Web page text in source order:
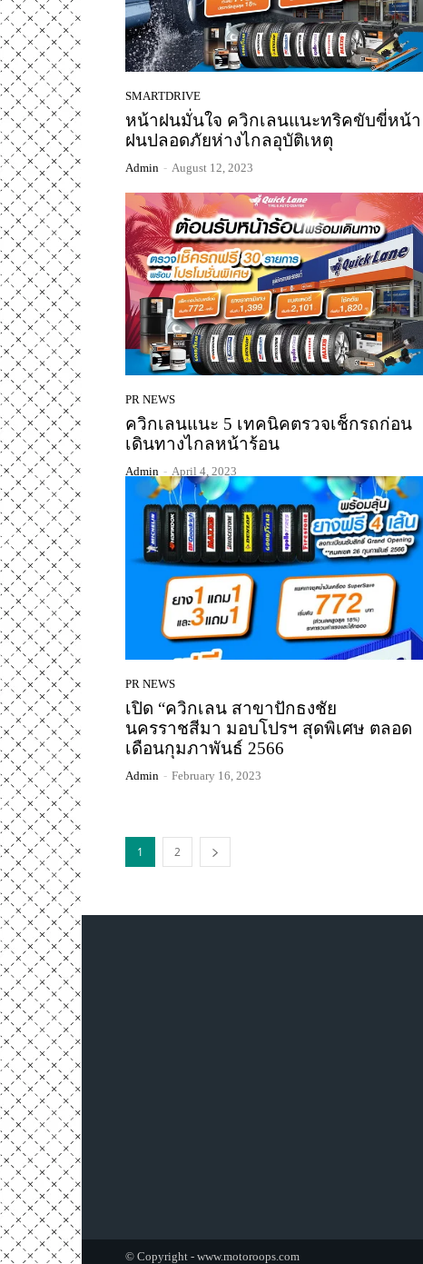
SMARTDRIVE
หน้าฝนมั่นใจ ควิกเลนแนะทริคขับขี่หน้า
ฝนปลอดภัยห่างไกลอุบัติเหตุ
Admin - August 12, 2023
PR NEWS
ควิกเลนแนะ 5 เทคนิคตรวจเช็กรถก่อน
เดินทางไกลหน้าร้อน
Admin - April 4, 2023
PR NEWS
เปิด “ควิกเลน สาขาปักธงชัย
นครราชสีมา มอบโปรฯ สุดพิเศษ ตลอด
เดือนกุมภาพันธ์ 2566
Admin - February 16, 2023
1 2
© Copyright - www.motoroops.com